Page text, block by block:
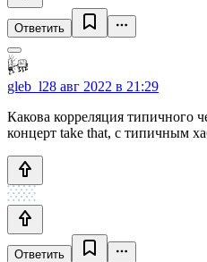
Ответить
gleb_l28 авг 2022 в 21:29
Какова корреляция типичного
концерт take that, с типичным
Ответить